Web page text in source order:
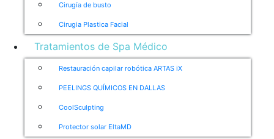
Cirugía de busto
Cirugia Plastica Facial
Tratamientos de Spa Médico
Restauración capilar robótica ARTAS iX
PEELINGS QUÍMICOS EN DALLAS
CoolSculpting
Protector solar EltaMD